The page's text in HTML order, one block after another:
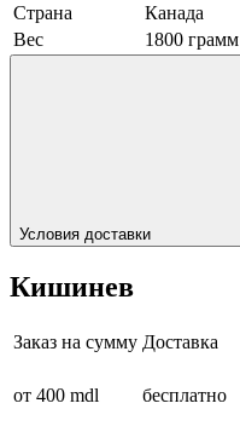
Страна
Канада
Вес
1800 грамм
Условия доставки
Кишинев
Заказ на сумму Доставка
от 400 mdl бесплатно